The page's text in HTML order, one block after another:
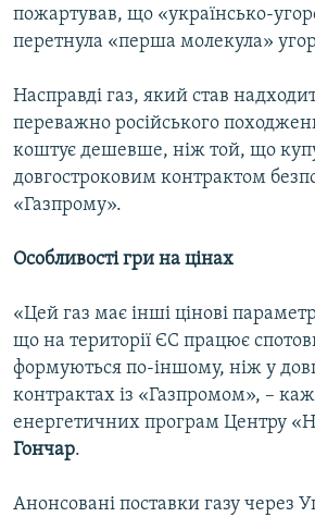
пожартував, що «українсько-
перетнула «перша молекула»
Насправді газ, який став
переважно російського
коштує дешевше, ніж той, що
довгостроковим контрактом
«Газпрому».
Особливості гри на цінах
«Цей газ має інші цінові
що на території ЄС працює
формуються по-іншому, ніж у
контрактах із «Газпромом», –
енергетичних програм Центру
Гончар.
Анонсовані поставки газу через